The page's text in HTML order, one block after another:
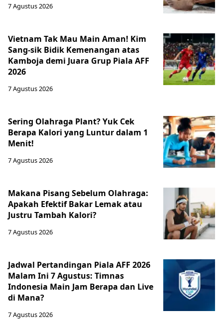
7 Agustus 2026
Vietnam Tak Mau Main Aman! Kim
Sang-sik Bidik Kemenangan atas
Kamboja demi Juara Grup Piala AFF
2026
7 Agustus 2026
Sering Olahraga Plant? Yuk Cek
Berapa Kalori yang Luntur dalam 1
Menit!
7 Agustus 2026
Makana Pisang Sebelum Olahraga:
Apakah Efektif Bakar Lemak atau
Justru Tambah Kalori?
7 Agustus 2026
Jadwal Pertandingan Piala AFF 2026
Malam Ini 7 Agustus: Timnas
Indonesia Main Jam Berapa dan Live
di Mana?
7 Agustus 2026